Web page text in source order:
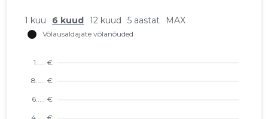
1 kuu 6 kuud 12 kuud 5 aastat MAX